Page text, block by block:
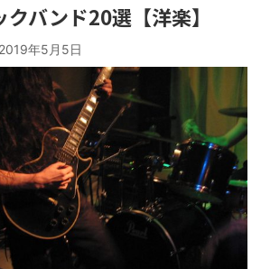
バンド20選【洋楽】
2019年5月5日